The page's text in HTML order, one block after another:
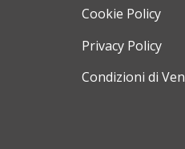
Cookie Policy
Privacy Policy
Condizioni di